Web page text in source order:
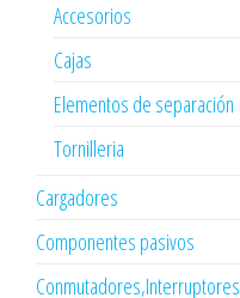
Accesorios
Cajas
Elementos de separación
Tornilleria
Cargadores
Componentes pasivos